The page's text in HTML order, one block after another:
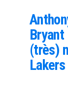
(très)
Lakers